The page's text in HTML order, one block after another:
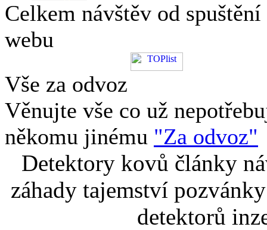
Celkem návštěv od spuštění
webu
Vše za odvoz
Věnujte vše co už
někomu jinému "Za odvoz"
Detektory kovů články
záhady tajemství
detektorů